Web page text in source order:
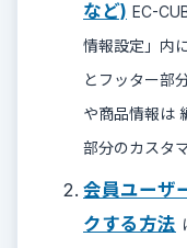
など) EC-
情報設定」内
とフッター部
や商品情報は
部分のカスタ
会員ユーザ
クする方法